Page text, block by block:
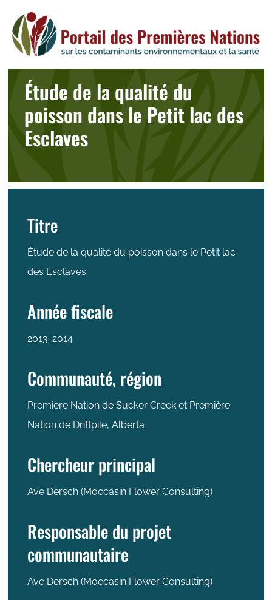
content
Étude de la qualité du
poisson dans le Petit lac des
Esclaves
Titre
Étude de la qualité du poisson dans le Petit lac
des Esclaves
Année fiscale
2013-2014
Communauté, région
Première Nation de Sucker Creek et Première
Nation de Driftpile, Alberta
Chercheur principal
Ave Dersch (Moccasin Flower Consulting)
Responsable du projet
communautaire
Ave Dersch (Moccasin Flower Consulting)